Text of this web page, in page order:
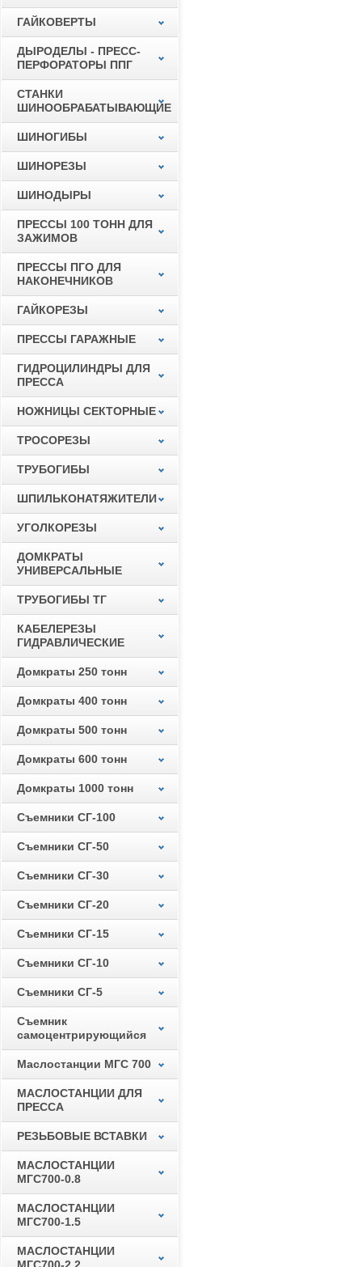
ГАЙКОВЕРТЫ
ДЫРОДЕЛЫ - ПРЕСС-
ПЕРФОРАТОРЫ ППГ
СТАНКИ
ШИНООБРАБАТЫВАЮЩИЕ
ШИНОГИБЫ
ШИНОРЕЗЫ
ШИНОДЫРЫ
ПРЕССЫ 100 ТОНН ДЛЯ
ЗАЖИМОВ
ПРЕССЫ ПГО ДЛЯ
НАКОНЕЧНИКОВ
ГАЙКОРЕЗЫ
ПРЕССЫ ГАРАЖНЫЕ
ГИДРОЦИЛИНДРЫ ДЛЯ
ПРЕССА
НОЖНИЦЫ СЕКТОРНЫЕ
ТРОСОРЕЗЫ
ТРУБОГИБЫ
ШПИЛЬКОНАТЯЖИТЕЛИ
УГОЛКОРЕЗЫ
ДОМКРАТЫ
УНИВЕРСАЛЬНЫЕ
ТРУБОГИБЫ ТГ
КАБЕЛЕРЕЗЫ
ГИДРАВЛИЧЕСКИЕ
Домкраты 250 тонн
Домкраты 400 тонн
Домкраты 500 тонн
Домкраты 600 тонн
Домкраты 1000 тонн
Съемники СГ-100
Съемники СГ-50
Съемники СГ-30
Съемники СГ-20
Съемники СГ-15
Съемники СГ-10
Съемники СГ-5
Съемник
самоцентрирующийся
Маслостанции МГС 700
МАСЛОСТАНЦИИ ДЛЯ
ПРЕССА
РЕЗЬБОВЫЕ ВСТАВКИ
МАСЛОСТАНЦИИ
МГС700-0.8
МАСЛОСТАНЦИИ
МГС700-1.5
МАСЛОСТАНЦИИ